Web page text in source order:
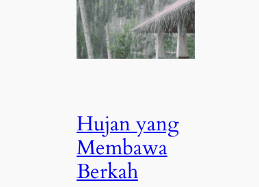
Hujan yang
Membawa
Berkah